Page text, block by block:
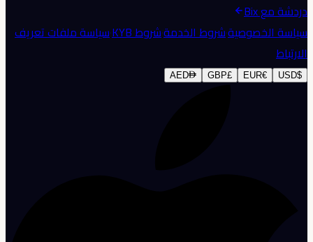
دردشة مع Bix
سياسة الخصوصية·شروط الخدمة·شروط KYB ·سياسة ملفات تعريف
الارتباط
$
USD
€
EUR
£
GBP
AED